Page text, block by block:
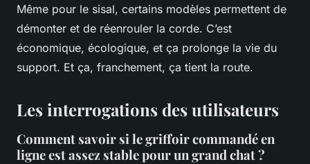
Même pour le sisal, certains modèles permettent de
démonter et de réenrouler la corde. C’est
économique, écologique, et ça prolonge la vie du
support. Et ça, franchement, ça tient la route.
Les interrogations des utilisateurs
Comment savoir si le griffoir commandé en
ligne est assez stable pour un grand chat ?